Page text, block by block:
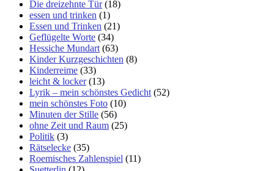
Die dreizehnte Tür(18)
essen und trinken (1)
Essen und Trinken (21)
Geflügelte Worte (34)
Hessiche Mundart (63)
Kinder Kurzgeschichten (8)
Kinderreime (33)
leicht & locker(13)
Lyrik – mein schönstes Gedicht (52)
mein schönstes Foto (10)
Minuten der Stille (56)
ohne Zeit und Raum (25)
Politik (3)
Rätselecke (35)
Roemisches Zahlenspiel (11)